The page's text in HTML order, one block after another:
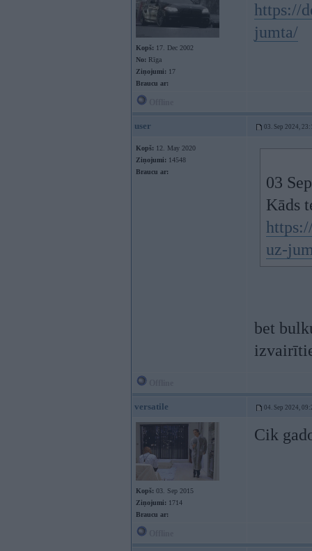
Kopš: 17. Dec 2002
No: Rīga
Ziņojumi: 17
Braucu ar:
https://
jumta/
user 03. Sep 2024,
Kopš: 12. May 2020
Ziņojumi: 14548
Braucu ar:
03
Kāds
uz-
bet
versatile 04. Sep 2024,
Kopš: 03. Sep 2015
Ziņojumi: 1714
Braucu ar:
Cik